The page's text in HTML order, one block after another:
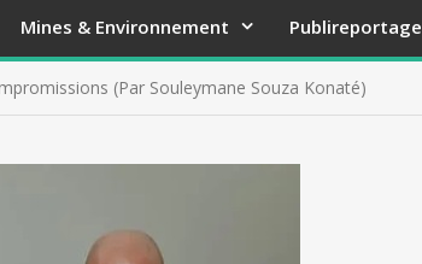
Mines & Environnement Publireportage
(Par Souleymane Souza Konaté)